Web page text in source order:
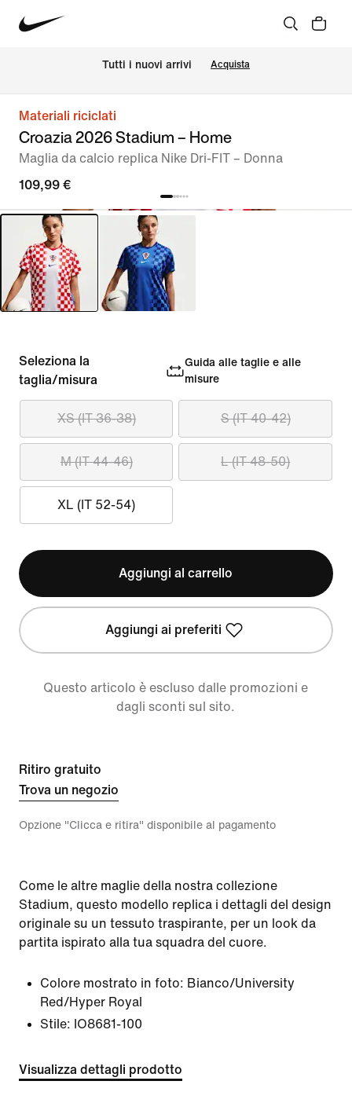
Tutti i nuovi arrivi Acquista
Materiali riciclati
Croazia 2026 Stadium – Home
Maglia da calcio replica Nike Dri-FIT – Donna
109,99 €
Seleziona la
taglia/misura
Guida alle taglie e alle
misure
XS (IT 36-38) S (IT 40-42)
M (IT 44-46) L (IT 48-50)
XL (IT 52-54)
Aggiungi al carrello
Aggiungi ai preferiti
Questo articolo è escluso dalle promozioni e
dagli sconti sul sito.
Ritiro gratuito
Trova un negozio
Opzione "Clicca e ritira" disponibile al pagamento
Come le altre maglie della nostra collezione
Stadium, questo modello replica i dettagli del design
originale su un tessuto traspirante, per un look da
partita ispirato alla tua squadra del cuore.
Colore mostrato in foto: Bianco/University
Red/Hyper Royal
Stile: IO8681-100
Visualizza dettagli prodotto